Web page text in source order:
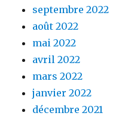
septembre 2022
août 2022
mai 2022
avril 2022
mars 2022
janvier 2022
décembre 2021